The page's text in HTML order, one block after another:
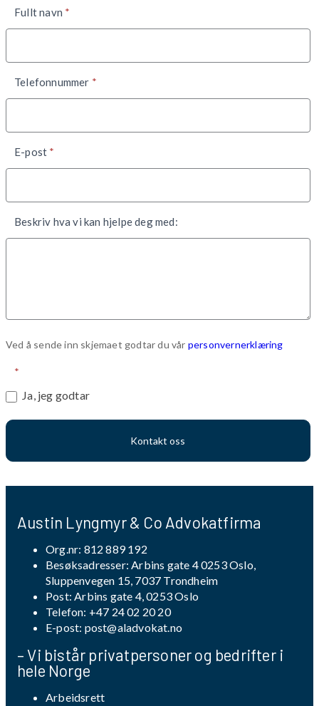
advokater
Fullt navn *
Telefonnummer *
E-post *
Beskriv hva vi kan hjelpe deg med:
Ved å sende inn skjemaet godtar du vår personvernerklæring
*
Ja, jeg godtar
Kontakt oss
Austin Lyngmyr & Co Advokatfirma
Org.nr: 812 889 192
Besøksadresser: Arbins gate 4 0253 Oslo,
Sluppenvegen 15, 7037 Trondheim
Post: Arbins gate 4, 0253 Oslo
Telefon: +47 24 02 20 20
E-post: post@aladvokat.no
– Vi bistår privatpersoner og bedrifter i
hele Norge
Arbeidsrett